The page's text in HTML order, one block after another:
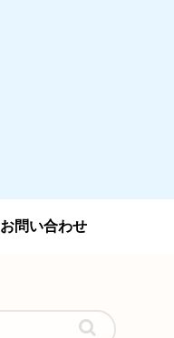
お問い合わせ